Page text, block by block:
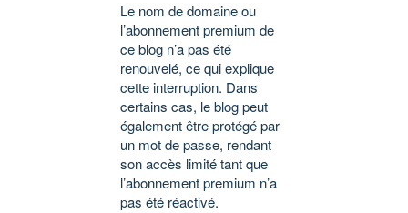
Le nom de domaine ou
l’abonnement premium de
ce blog n’a pas été
renouvelé, ce qui explique
cette interruption. Dans
certains cas, le blog peut
également être protégé par
un mot de passe, rendant
son accès limité tant que
l’abonnement premium n’a
pas été réactivé.